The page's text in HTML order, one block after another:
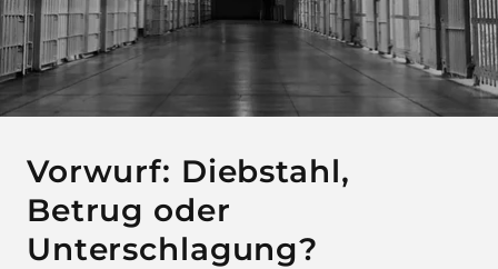
Vorwurf: Diebstahl,
Betrug oder
Unterschlagung?